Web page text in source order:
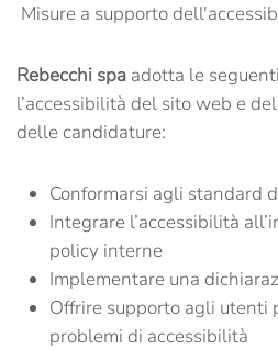
Misure a supporto
Rebecchi spa adotta le
l’accessibilità del sito web e
delle candidature:
Conformarsi agli standard
Integrare l’accessibilità
policy interne
Implementare una
Offrire supporto agli utenti
problemi di accessibilità